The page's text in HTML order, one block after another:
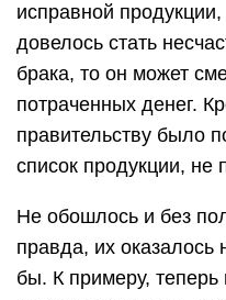
исправной
довелось стать
брака, то он может
потраченных денег.
правительству было
список продукции,
Не обошлось и без
правда, их оказалось
бы. К примеру,